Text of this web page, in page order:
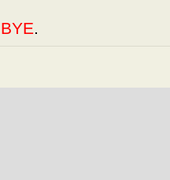
BYE.